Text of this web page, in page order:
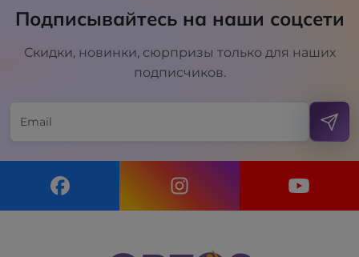
Подписывайтесь на наши соцсети
Скидки, новинки, сюрпризы только для наших
подписчиков.